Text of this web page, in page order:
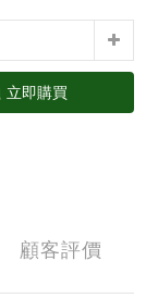
立即購買
顧客評價